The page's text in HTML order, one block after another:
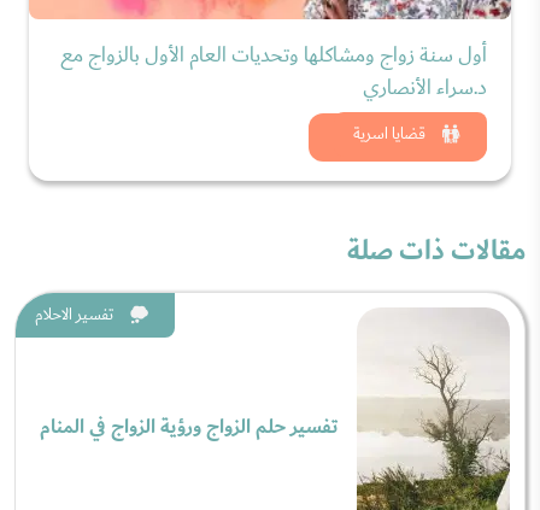
قضايا اسرية
أول سنة زواج ومشاكلها وتحديات العام الأول بالزواج مع
د.سراء الأنصاري
شاهد الان
مقالات ذات صلة
تفسير الاحلام
تفسير حلم الزواج ورؤية الزواج في المنام